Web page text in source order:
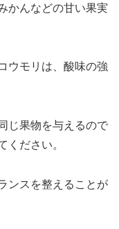
かんなどの甘い果実
ウモリは、酸味の強
じ果物を与えるので
ください。
ンスを整えることが